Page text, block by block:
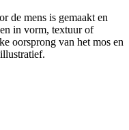
de mens is gemaakt en
in vorm, textuur of
oorsprong van het mos en